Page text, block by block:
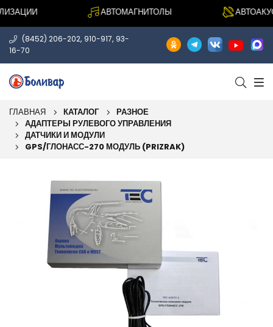
АВТОМАГНИТОЛЫ
(8452) 206-202, 910-917, 93-
16-70
ГЛАВНАЯ КАТАЛОГ
РАЗНОЕ
АДАПТЕРЫ РУЛЕВОГО УПРАВЛЕНИЯ
ДАТЧИКИ И МОДУЛИ
GPS/ГЛОНАСС-270 МОДУЛЬ (PRIZRAK)